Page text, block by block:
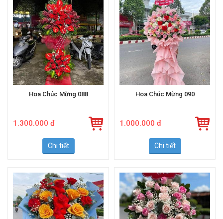
Hoa Chúc Mừng 088
Chi tiết
Hoa Chúc Mừng 090
Chi tiết